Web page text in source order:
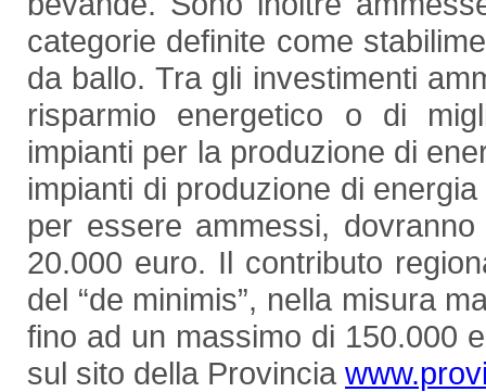
categorie definite come
da ballo. Tra gli investimenti
risparmio energetico o di
impianti per la produzione di
impianti di produzione di
per essere ammessi,
20.000 euro. Il contributo
del “de minimis”, nella misura
fino ad un massimo di 150.000
sul sito della Provincia